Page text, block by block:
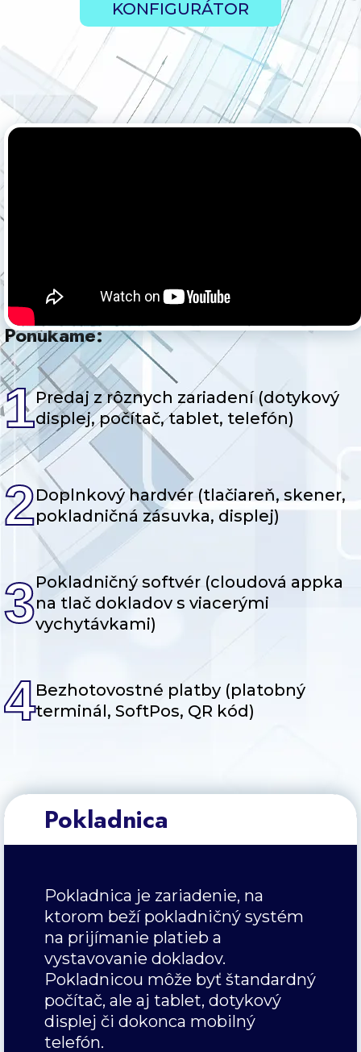
KONFIGURÁTOR
Ponúkame:
1Predaj z rôznych zariadení (dotykový
displej, počítač, tablet, telefón)
2Doplnkový hardvér (tlačiareň, skener,
pokladničná zásuvka, displej)
3Pokladničný softvér (cloudová appka
na tlač dokladov s viacerými
vychytávkami)
4Bezhotovostné platby (platobný
terminál, SoftPos, QR kód)
Pokladnica
Pokladnica je zariadenie, na
ktorom beží pokladničný systém
na prijímanie platieb a
vystavovanie dokladov.
Pokladnicou môže byť štandardný
počítač, ale aj tablet, dotykový
displej či dokonca mobilný
telefón.